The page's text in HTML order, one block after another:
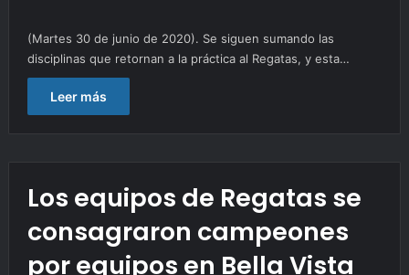
(Martes 30 de junio de 2020). Se siguen sumando las
disciplinas que retornan a la práctica al Regatas, y esta…
Leer más
Los equipos de Regatas se
consagraron campeones
por equipos en Bella Vista